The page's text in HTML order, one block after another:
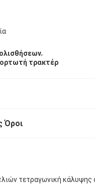
,
τρακτέρ
Όροι
τετραγωνική